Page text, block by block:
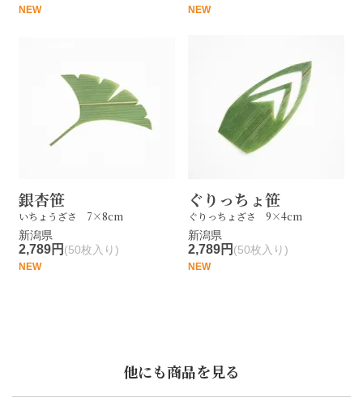
NEW NEW
銀杏笹
いちょうざさ 7×8cm
新潟県
2,789円 (50枚入り)
NEW
ぐりっちょ笹
ぐりっちょざさ 9×4cm
新潟県
2,789円 (50枚入り)
NEW
他にも商品を見る